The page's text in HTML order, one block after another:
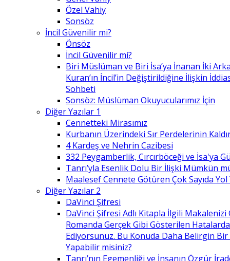
Özel Vahiy
Sonsöz
İncil Güvenilir mi?
Önsöz
İncil Güvenilir mi?
Biri Müslüman ve Biri İsa’ya İnanan İki
Kuran’ın İncil’in Değiştirildiğine İlişkin
Sohbeti
Sonsöz: Müslüman Okuyucularımız İçin
Diğer Yazılar 1
Cennetteki Mirasımız
Kurbanın Üzerindeki Sır Perdelerinin
4 Kardeş ve Nehrin Cazibesi
332 Peygamberlik, Cırcırböceği ve İsa'ya
Tanrı’yla Esenlik Dolu Bir İlişki Mümkün
Maalesef Cennete Götüren Çok Sayıda
Diğer Yazılar 2
DaVinci Şifresi
DaVinci Şifresi Adlı Kitapla İlgili Makalenizi
Romanda Gerçek Gibi Gösterilen
Ediyorsunuz. Bu Konuda Daha Belirgin Bir
Yapabilir misiniz?
Tanrı’nın Egemenliği ve İnsanın Özgür